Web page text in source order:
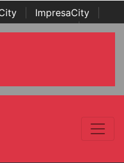
ImpresaCity
Awards | Italian